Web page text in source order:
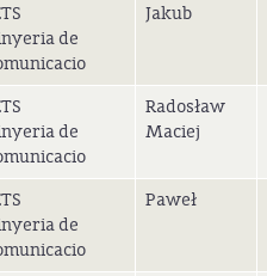
de
Jakub
de
Radosław
Maciej
de
Paweł